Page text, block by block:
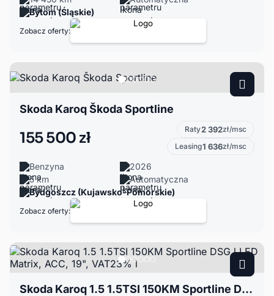
Bytom (Śląskie)
Zobacz oferty:
Skoda Karoq Škoda Sportline
155 500 zł Raty2 392zł/msc
Leasing1 636zł/msc
Benzyna
2026
5 km
Automatyczna
Bydgoszcz (Kujawsko-Pomorskie)
Zobacz oferty:
Skoda Karoq 1.5 1.5TSI 150KM Sportline DSG l LED Matrix, ACC, 19", VAT23% l